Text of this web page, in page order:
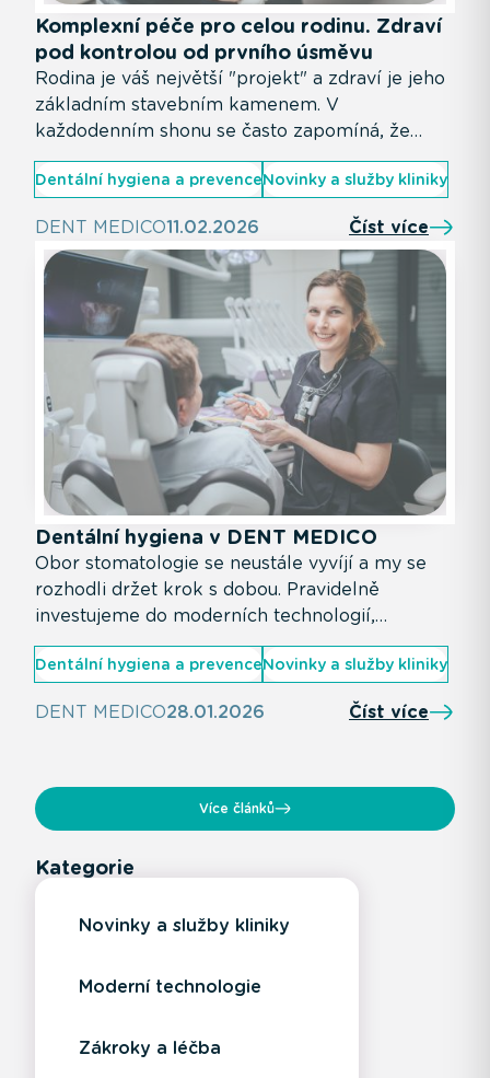
Komplexní péče pro celou rodinu. Zdraví
pod kontrolou od prvního úsměvu
Rodina je váš největší "projekt" a zdraví je jeho
základním stavebním kamenem. V
každodenním shonu se často zapomíná, že
péče o úsměv začíná už v prvních dnech života
dítěte. V DENT MEDICO věříme, že skutečně
péči pro všechny generace - pod jednou
střechou, v prostředí, kde se cítí dobře děti i
dospělí.
Dentální hygiena a prevenceNovinky a služby kliniky
DENT MEDICO11.02.2026 Číst více
Dentální hygiena v DENT MEDICO
Obor stomatologie se neustále vyvíjí a my se
rozhodli držet krok s dobou. Pravidelně
investujeme do moderních technologií,
vzdělávání našeho týmu i zkvalitňování celkové
péče. Díky tomu dokážeme klientům nabídnout
důrazem na komfort a individuální přístup.
Dentální hygiena a prevenceNovinky a služby kliniky
DENT MEDICO28.01.2026 Číst více
Více článků
Kategorie
Novinky a služby kliniky
Moderní technologie
Zákroky a léčba